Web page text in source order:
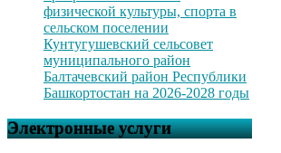
физической культуры, спорта в
сельском поселении
Кунтугушевский сельсовет
муниципального район
Балтачевский район Республики
Башкортостан на 2026-2028 годы
Электронные услуги